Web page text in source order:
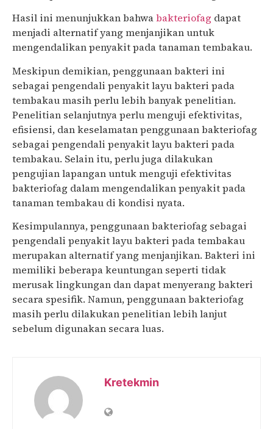
Hasil ini menunjukkan bahwabakteriofag dapat
menjadi alternatif yang menjanjikan untuk
mengendalikan penyakit pada tanaman tembakau.
Meskipun demikian, penggunaan bakteri ini
sebagai pengendali penyakit layu bakteri pada
tembakau masih perlu lebih banyak penelitian.
Penelitian selanjutnya perlu menguji efektivitas,
efisiensi, dan keselamatan penggunaan bakteriofag
sebagai pengendali penyakit layu bakteri pada
tembakau. Selain itu, perlu juga dilakukan
pengujian lapangan untuk menguji efektivitas
bakteriofag dalam mengendalikan penyakit pada
tanaman tembakau di kondisi nyata.
Kesimpulannya, penggunaan bakteriofag sebagai
pengendali penyakit layu bakteri pada tembakau
merupakan alternatif yang menjanjikan. Bakteri ini
memiliki beberapa keuntungan seperti tidak
merusak lingkungan dan dapat menyerang bakteri
secara spesifik. Namun, penggunaan bakteriofag
masih perlu dilakukan penelitian lebih lanjut
sebelum digunakan secara luas.
Kretekmin